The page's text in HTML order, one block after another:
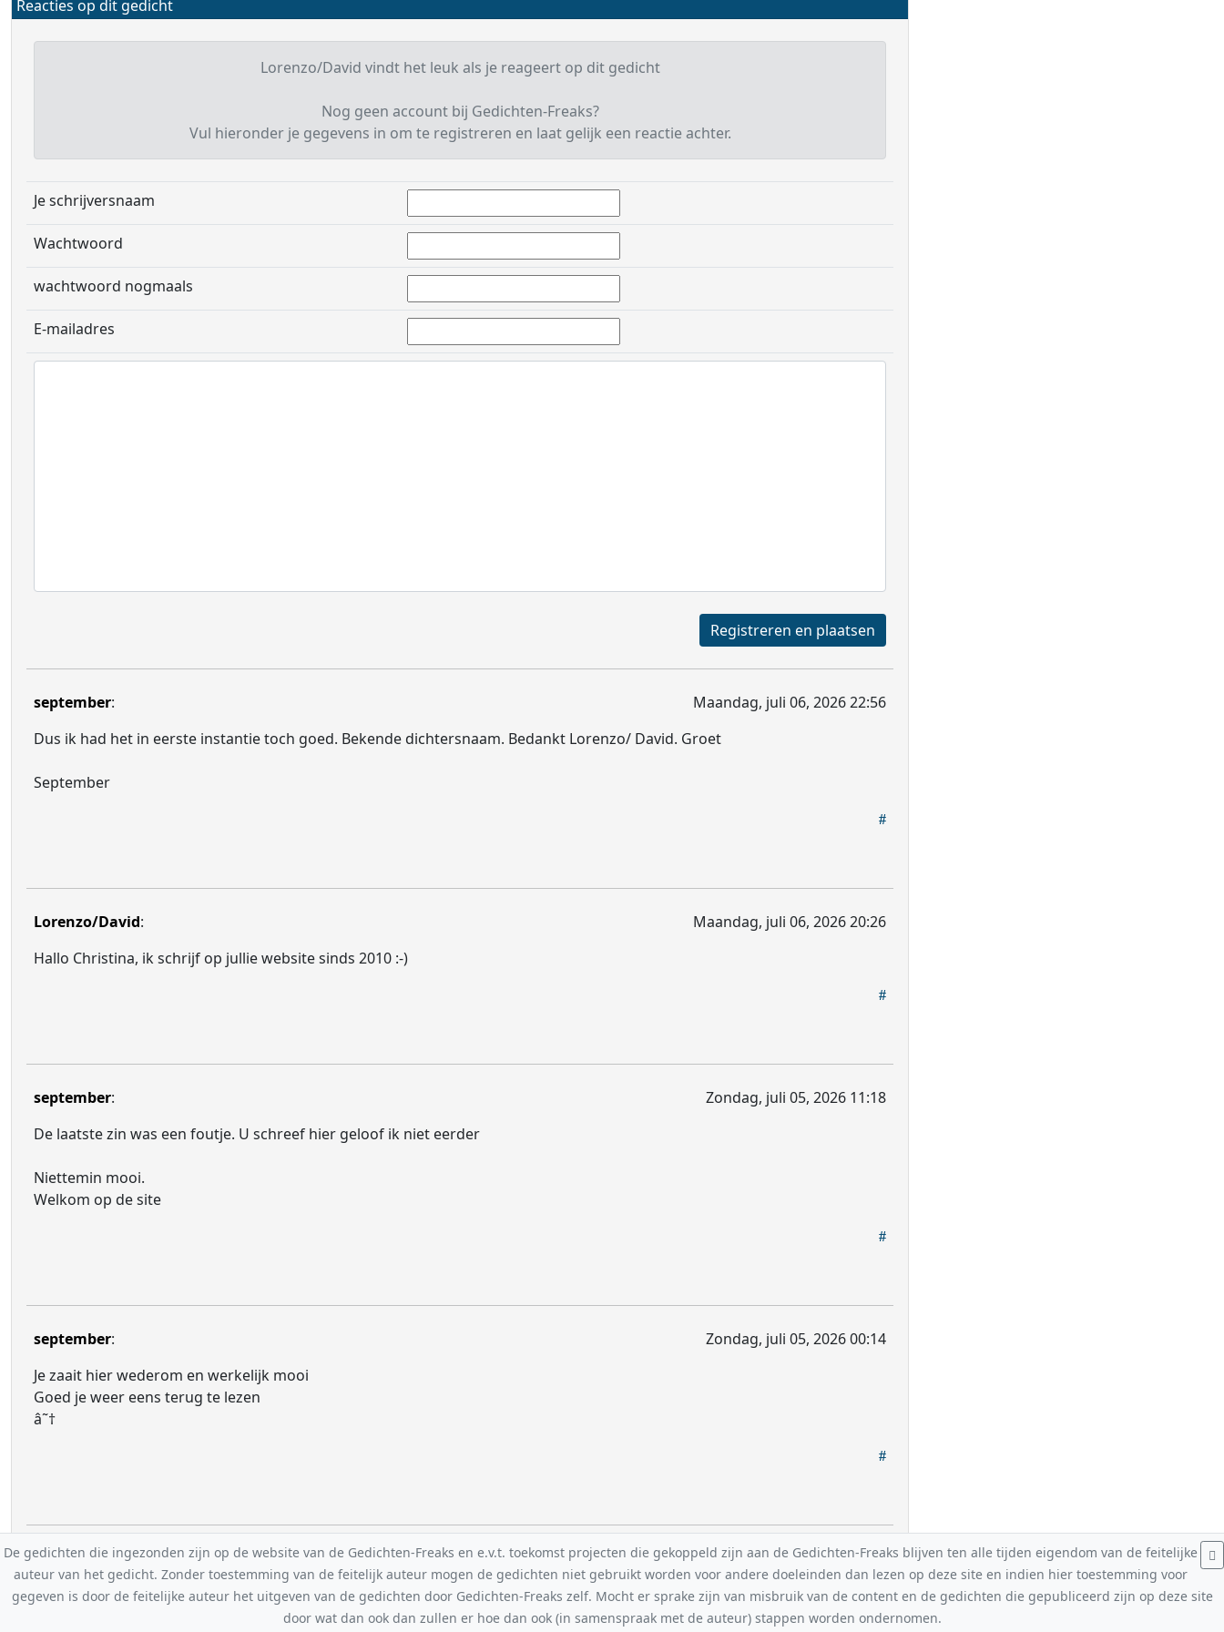
Reacties op dit gedicht
Lorenzo/David vindt het leuk als je reageert op dit gedicht
Nog geen account bij Gedichten-Freaks?
Vul hieronder je gegevens in om te registreren en laat gelijk een reactie achter.
Je schrijversnaam
Wachtwoord
wachtwoord nogmaals
E-mailadres
Registreren en plaatsen
september:
Maandag, juli 06, 2026 22:56
Dus ik had het in eerste instantie toch goed. Bekende dichtersnaam. Bedankt Lorenzo/ David. Groet
September
Lorenzo/David:
Maandag, juli 06, 2026 20:26
Hallo Christina, ik schrijf op jullie website sinds 2010 :-)
september:
Zondag, juli 05, 2026 11:18
De laatste zin was een foutje. U schreef hier geloof ik niet eerder
Niettemin mooi.
Welkom op de site
september:
Zondag, juli 05, 2026 00:14
Je zaait hier wederom en werkelijk mooi
Goed je weer eens terug te lezen
â˜†
De gedichten die ingezonden zijn op de website van de Gedichten-Freaks en e.v.t. toekomst projecten die gekoppeld zijn aan de Gedichten-Freaks blijven ten alle tijden eigendom van de feitelijke
auteur van het gedicht. Zonder toestemming van de feitelijk auteur mogen de gedichten niet gebruikt worden voor andere doeleinden dan lezen op deze site en indien hier toestemming voor
gegeven is door de feitelijke auteur het uitgeven van de gedichten door Gedichten-Freaks zelf. Mocht er sprake zijn van misbruik van de content en de gedichten die gepubliceerd zijn op deze site
door wat dan ook dan zullen er hoe dan ook (in samenspraak met de auteur) stappen worden ondernomen.